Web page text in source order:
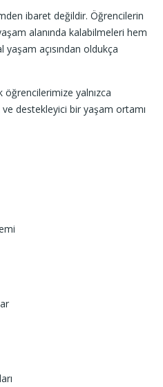
ibaret değildir. Öğrencilerin
alanında kalabilmeleri hem
açısından oldukça
öğrencilerimize yalnızca
destekleyici bir yaşam ortamı